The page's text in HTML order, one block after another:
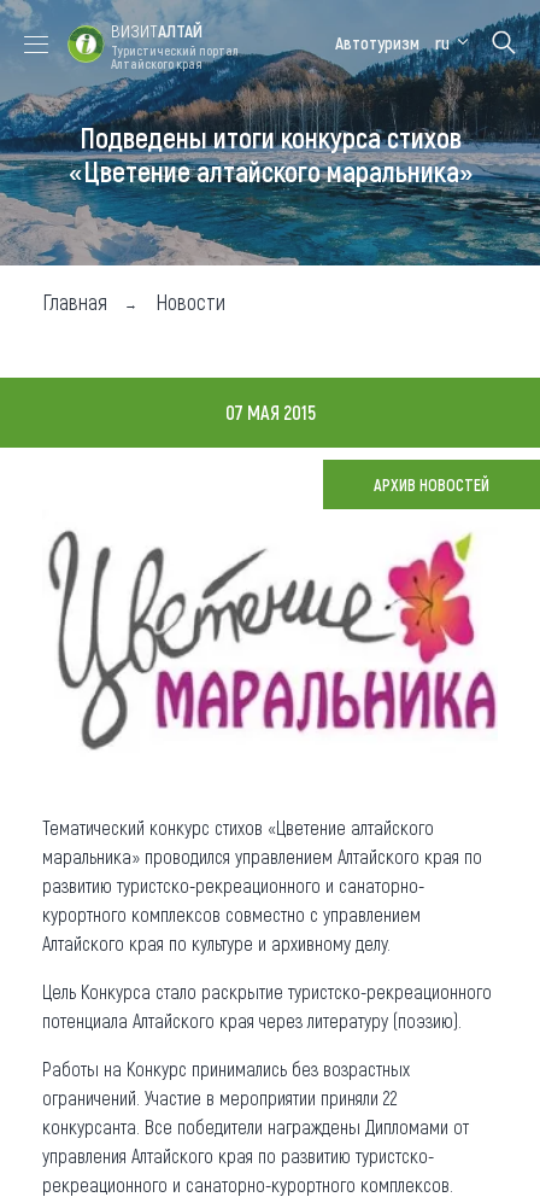
Форум VISIT
ALTAI
Цветение
маральника
Медицинский
форум
Алтайская
зимовка
Туры
Где побывать
Чем заняться
Где остановиться
Новости
Что привезти (сувениры)
О регионе
Коллекция впечатлений
Другие рубрики
ВИЗИТАЛТАЙ
Туристический портал
Алтайского края
Автотуризм ru
Подведены итоги конкурса стихов
«Цветение алтайского маральника»
Главная Новости
07 МАЯ 2015
АРХИВ НОВОСТЕЙ
Тематический конкурс стихов «Цветение алтайского
маральника» проводился управлением Алтайского края по
развитию туристско-рекреационного и санаторно-
курортного комплексов совместно с управлением
Алтайского края по культуре и архивному делу.
Цель Конкурса стало раскрытие туристско-рекреационного
потенциала Алтайского края через литературу (поэзию).
Работы на Конкурс принимались без возрастных
ограничений. Участие в мероприятии приняли 22
конкурсанта. Все победители награждены Дипломами от
управления Алтайского края по развитию туристско-
рекреационного и санаторно-курортного комплексов.